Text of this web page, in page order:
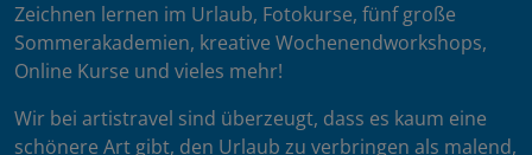
Zeichnen lernen im Urlaub, Fotokurse, fünf große
Sommerakademien, kreative Wochenendworkshops,
Online Kurse und vieles mehr!
Wir bei artistravel sind überzeugt, dass es kaum eine
schönere Art gibt, den Urlaub zu verbringen als malend,